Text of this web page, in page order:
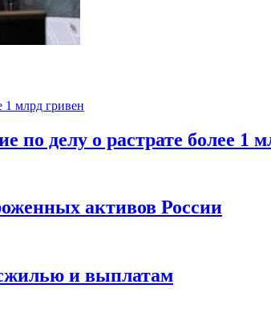
делу о растрате более 1
активов России
и выплатам